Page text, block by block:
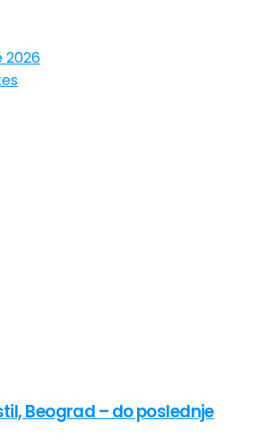
2026
Beograd – do poslednje